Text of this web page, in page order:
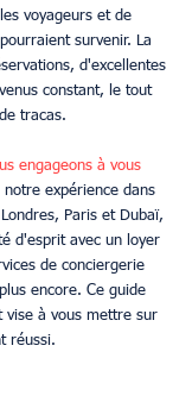
voyageurs et de
survenir. La
d'excellentes
constant, le tout
tracas.
engageons à vous
notre expérience dans
Paris et Dubaï,
d'esprit avec un loyer
de conciergerie
encore. Ce guide
vise à vous mettre sur
réussi.